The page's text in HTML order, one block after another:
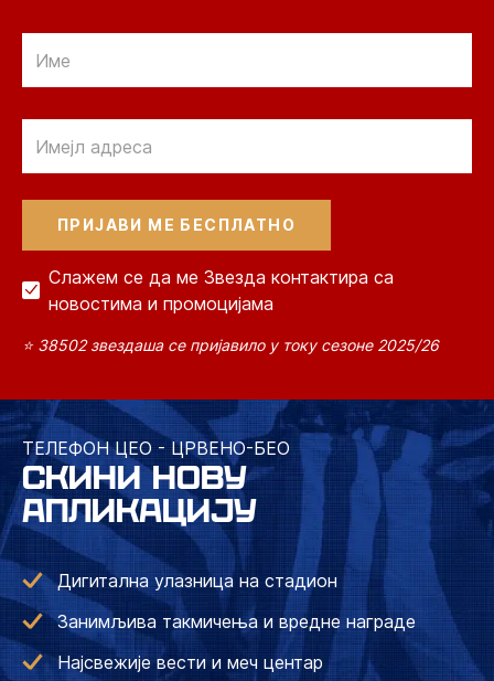
Слажем се да ме Звезда контактира са
новостима и промоцијама
⭐ 38502 звездаша се пријавило у току сезоне 2025/26
ТЕЛЕФОН ЦЕО - ЦРВЕНО-БЕО
СКИНИ НОВУ
АПЛИКАЦИЈУ
Дигитална улазница на стадион
Занимљива такмичења и вредне награде
Најсвежије вести и меч центар